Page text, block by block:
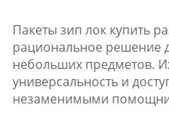
Пакеты зип лок купить
рациональное решение
небольших предметов.
универсальность и
незаменимыми